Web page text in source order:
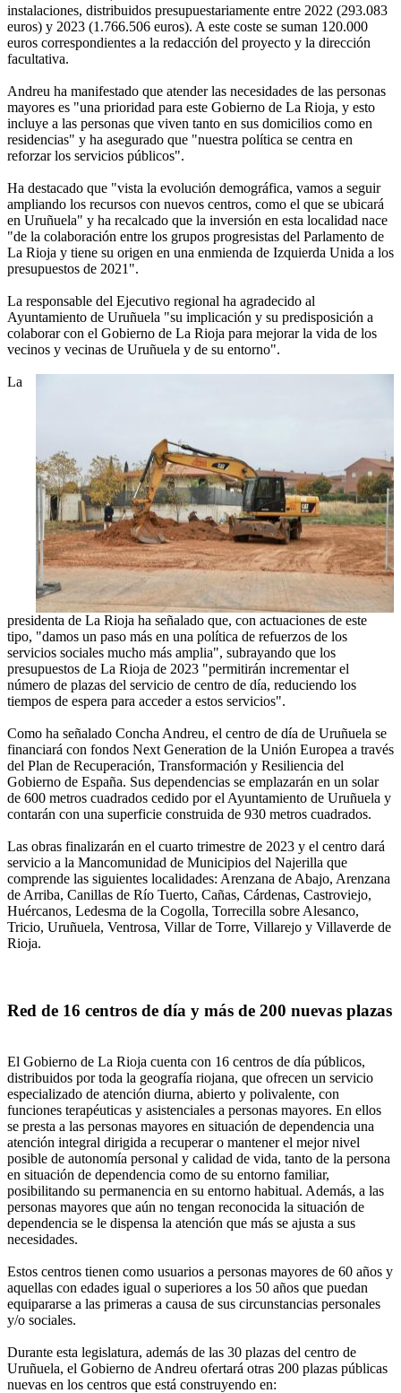
instalaciones, distribuidos presupuestariamente entre 2022 (293.083
euros) y 2023 (1.766.506 euros). A este coste se suman 120.000
euros correspondientes a la redacción del proyecto y la dirección
facultativa.
Andreu ha manifestado que atender las necesidades de las personas
mayores es "una prioridad para este Gobierno de La Rioja, y esto
incluye a las personas que viven tanto en sus domicilios como en
residencias" y ha asegurado que "nuestra política se centra en
reforzar los servicios públicos".
Ha destacado que "vista la evolución demográfica, vamos a seguir
ampliando los recursos con nuevos centros, como el que se ubicará
en Uruñuela" y ha recalcado que la inversión en esta localidad nace
"de la colaboración entre los grupos progresistas del Parlamento de
La Rioja y tiene su origen en una enmienda de Izquierda Unida a los
presupuestos de 2021".
La responsable del Ejecutivo regional ha agradecido al
Ayuntamiento de Uruñuela "su implicación y su predisposición a
colaborar con el Gobierno de La Rioja para mejorar la vida de los
vecinos y vecinas de Uruñuela y de su entorno".
La
presidenta de La Rioja ha señalado que, con actuaciones de este
tipo, "damos un paso más en una política de refuerzos de los
servicios sociales mucho más amplia", subrayando que los
presupuestos de La Rioja de 2023 "permitirán incrementar el
número de plazas del servicio de centro de día, reduciendo los
tiempos de espera para acceder a estos servicios".
Como ha señalado Concha Andreu, el centro de día de Uruñuela se
financiará con fondos Next Generation de la Unión Europea a través
del Plan de Recuperación, Transformación y Resiliencia del
Gobierno de España. Sus dependencias se emplazarán en un solar
de 600 metros cuadrados cedido por el Ayuntamiento de Uruñuela y
contarán con una superficie construida de 930 metros cuadrados.
Las obras finalizarán en el cuarto trimestre de 2023 y el centro dará
servicio a la Mancomunidad de Municipios del Najerilla que
comprende las siguientes localidades: Arenzana de Abajo, Arenzana
de Arriba, Canillas de Río Tuerto, Cañas, Cárdenas, Castroviejo,
Huércanos, Ledesma de la Cogolla, Torrecilla sobre Alesanco,
Tricio, Uruñuela, Ventrosa, Villar de Torre, Villarejo y Villaverde de
Rioja.
Red de 16 centros de día y más de 200 nuevas plazas
El Gobierno de La Rioja cuenta con 16 centros de día públicos,
distribuidos por toda la geografía riojana, que ofrecen un servicio
especializado de atención diurna, abierto y polivalente, con
funciones terapéuticas y asistenciales a personas mayores. En ellos
se presta a las personas mayores en situación de dependencia una
atención integral dirigida a recuperar o mantener el mejor nivel
posible de autonomía personal y calidad de vida, tanto de la persona
en situación de dependencia como de su entorno familiar,
posibilitando su permanencia en su entorno habitual. Además, a las
personas mayores que aún no tengan reconocida la situación de
dependencia se le dispensa la atención que más se ajusta a sus
necesidades.
Estos centros tienen como usuarios a personas mayores de 60 años y
aquellas con edades igual o superiores a los 50 años que puedan
equipararse a las primeras a causa de sus circunstancias personales
y/o sociales.
Durante esta legislatura, además de las 30 plazas del centro de
Uruñuela, el Gobierno de Andreu ofertará otras 200 plazas públicas
nuevas en los centros que está construyendo en: